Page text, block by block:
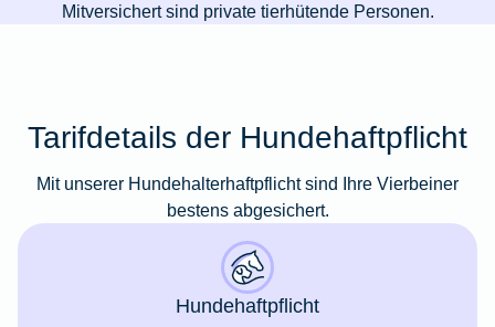
Mitversichert sind private tierhütende Personen.
Tarifdetails der Hundehaftpflicht
Mit unserer Hundehalterhaftpflicht sind Ihre Vierbeiner
bestens abgesichert.
Hundehaftpflicht